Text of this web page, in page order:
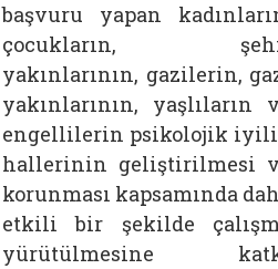
başvuru yapan
çocukların,
yakınlarının, gazilerin,
yakınlarının, yaşlıların
engellilerin psikolojik
hallerinin geliştirilmesi
korunması kapsamında
etkili bir şekilde
yürütülmesine